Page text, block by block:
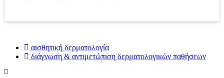
αισθητική δερματολογία
διάγνωση & αντιμετώπιση δερματολογικών παθήσεων